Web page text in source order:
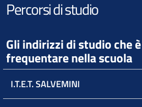
Percorsi di studio
Gli indirizzi di studio che
frequentare nella scuola
I.T.E.T. SALVEMINI